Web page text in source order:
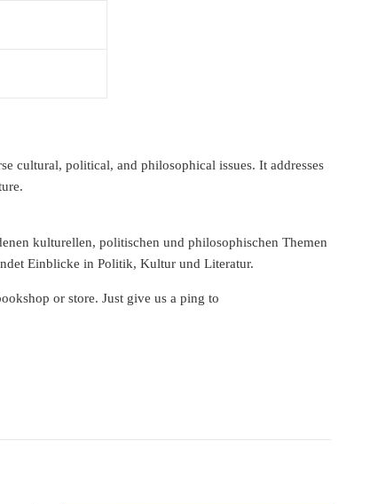
cultural, political, and philosophical issues. It addresses
kulturellen, politischen und philosophischen Themen
Einblicke in Politik, Kultur und Literatur.
or store. Just give us a ping to